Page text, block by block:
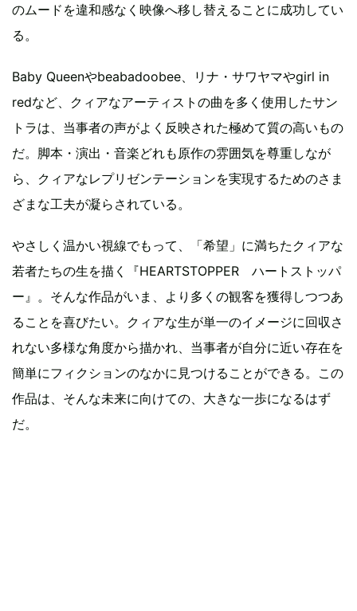
のムードを違和感なく映像へ移し替えることに成功してい
る。
Baby Queenやbeabadoobee、リナ・サワヤマやgirl in
redなど、クィアなアーティストの曲を多く使用したサン
トラは、当事者の声がよく反映された極めて質の高いもの
だ。脚本・演出・音楽どれも原作の雰囲気を尊重しなが
ら、クィアなレプリゼンテーションを実現するためのさま
ざまな工夫が凝らされている。
やさしく温かい視線でもって、「希望」に満ちたクィアな
若者たちの生を描く『HEARTSTOPPER ハートストッパ
ー』。そんな作品がいま、より多くの観客を獲得しつつあ
ることを喜びたい。クィアな生が単一のイメージに回収さ
れない多様な角度から描かれ、当事者が自分に近い存在を
簡単にフィクションのなかに見つけることができる。この
作品は、そんな未来に向けての、大きな一歩になるはず
だ。